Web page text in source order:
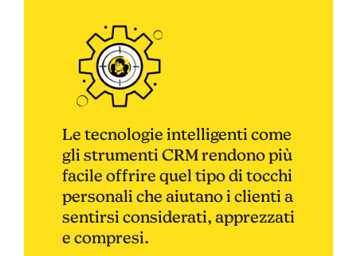
Le tecnologie intelligenti come
gli strumenti CRM rendono più
facile offrire quel tipo di tocchi
personali che aiutano i clienti a
sentirsi considerati, apprezzati
e compresi.